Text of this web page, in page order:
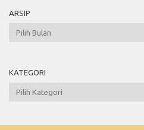
ARSIP
Arsip
KATEGORI
Kategori